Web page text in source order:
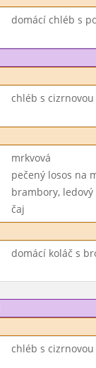
domácí chléb s
chléb s
mrkvová
pečený losos na
brambory, ledový
čaj
domácí koláč s
chléb s